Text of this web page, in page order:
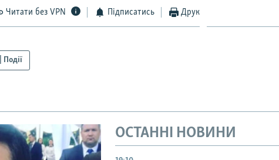
Читати без VPN Підписатись Друк
ОСТАННІ НОВИНИ